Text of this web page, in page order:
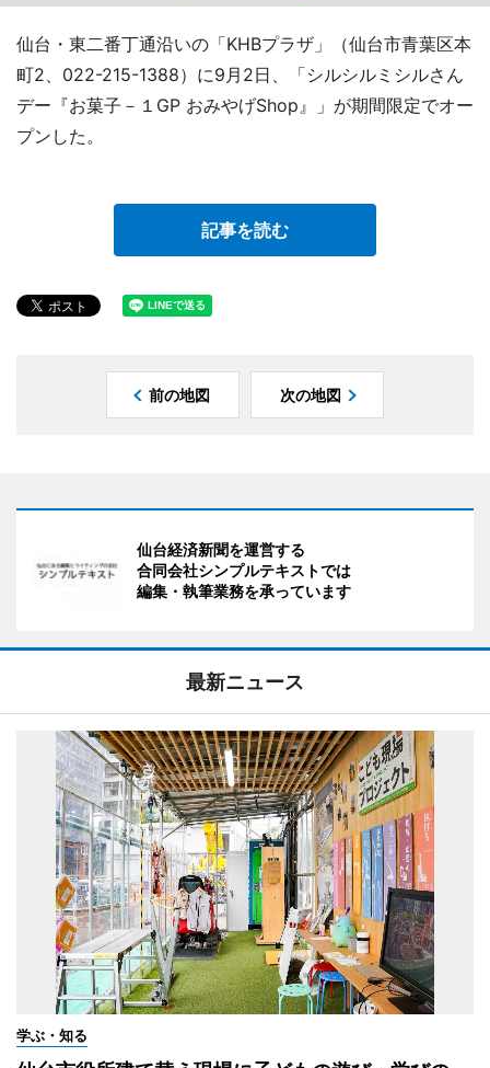
仙台・東二番丁通沿いの「KHBプラザ」（仙台市青葉区本
町2、022-215-1388）に9月2日、「シルシルミシルさん
デー『お菓子－１GP おみやげShop』」が期間限定でオー
プンした。
記事を読む
前の地図 次の地図
仙台経済新聞を運営する
合同会社シンプルテキストでは
編集・執筆業務を承っています
最新ニュース
学ぶ・知る